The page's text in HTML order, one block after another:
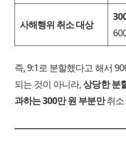
사해행위 취소 대상
즉, 9:1로 분할했다고 해서
되는 것이 아니라,상당한 분
과하는 300만 원 부분만취소